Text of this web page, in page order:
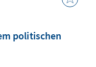
politischen